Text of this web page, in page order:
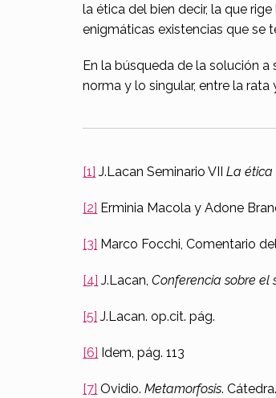
la ética del bien decir, la que
enigmáticas existencias que se
En la búsqueda de la solución
norma y lo singular, entre la rata
[1] J.Lacan Seminario VIILa ética
[2] Erminia Macola y Adone
[3] Marco Focchi, Comentario
[4] J.Lacan,Conferencia sobre el
[5] J.Lacan. op.cit. pág.
[6] Idem, pág. 113
[7] Ovidio.Metamorfosis.